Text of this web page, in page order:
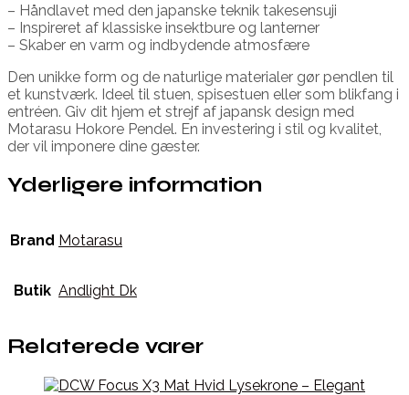
– Håndlavet med den japanske teknik takesensuji
– Inspireret af klassiske insektbure og lanterner
– Skaber en varm og indbydende atmosfære
Den unikke form og de naturlige materialer gør pendlen til
et kunstværk. Ideel til stuen, spisestuen eller som blikfang i
entréen. Giv dit hjem et strejf af japansk design med
Motarasu Hokore Pendel. En investering i stil og kvalitet,
der vil imponere dine gæster.
Yderligere information
Brand Motarasu
Butik Andlight Dk
Relaterede varer